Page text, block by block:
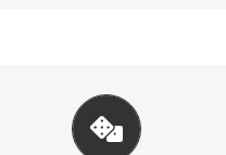
Begegnungsstätte